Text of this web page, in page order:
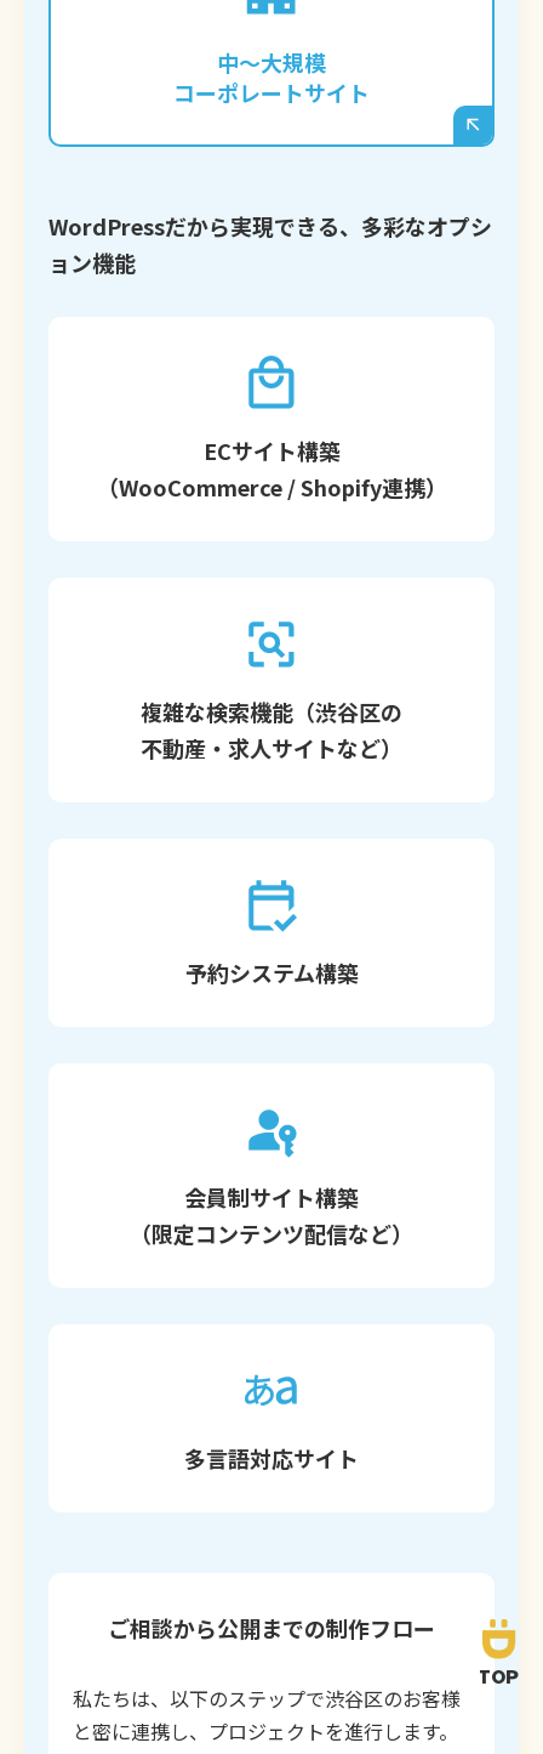
中〜大規模
コーポレートサイト
わたる情報を整理し、渋谷区のステークホ
ルダーへ向けて信頼性の高い情報を発信し
たい企業様。
WordPressだから実現できる、多彩なオプシ
ョン機能
ECサイト構築
（WooCommerce / Shopify連携）
複雑な検索機能（渋谷区の
不動産・求人サイトなど）
予約システム構築
会員制サイト構築
（限定コンテンツ配信など）
多言語対応サイト
ご相談から公開までの制作フロー
私たちは、以下のステップで渋谷区のお客様
と密に連携し、プロジェクトを進行します。
TOP